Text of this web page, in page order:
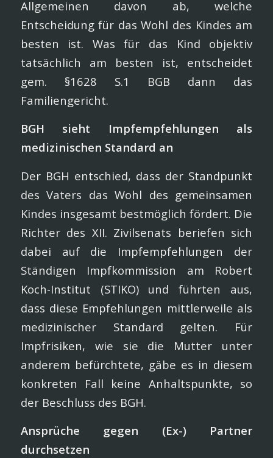
Allgemeinen davon ab, welche
Entscheidung für das Wohl des Kindes am
besten ist. Was für das Kind objektiv
tatsächlich am besten ist, entscheidet
gem. §1628 S.1 BGB dann das
Familiengericht.
BGH sieht Impfempfehlungen als
medizinischen Standard an
Der BGH entschied, dass der Standpunkt
des Vaters das Wohl des gemeinsamen
Kindes insgesamt bestmöglich fördert. Die
Richter des XII. Zivilsenats beriefen sich
dabei auf die Impfempfehlungen der
Ständigen Impfkommission am Robert
Koch-Institut (STIKO) und führten aus,
dass diese Empfehlungen mittlerweile als
medizinischer Standard gelten. Für
Impfrisiken, wie sie die Mutter unter
anderem befürchtete, gäbe es in diesem
konkreten Fall keine Anhaltspunkte, so
der Beschluss des BGH.
Ansprüche gegen (Ex-) Partner
durchsetzen